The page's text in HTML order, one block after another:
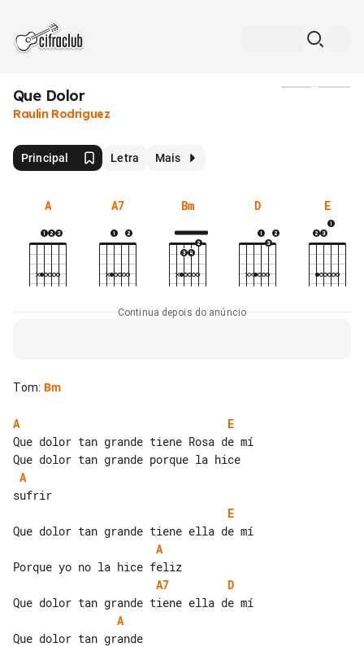
Que Dolor
Raulin Rodriguez
Principal Letra Mais
A A7 Bm D E
Continua depois do anúncio
Tom: Bm
A
E
Que dolor tan grande tiene Rosa de mí
A
E
A
A7
D
A